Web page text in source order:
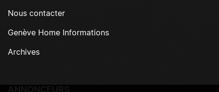
Nous contacter
Genève Home Informations
Archives